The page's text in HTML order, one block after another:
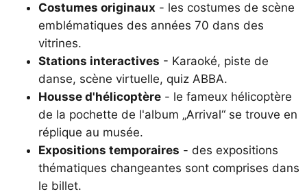
Costumes originaux - les costumes de scène
emblématiques des années 70 dans des
vitrines.
Stations interactives - Karaoké, piste de
danse, scène virtuelle, quiz ABBA.
Housse d'hélicoptère - le fameux hélicoptère
de la pochette de l'album „Arrival“ se trouve en
réplique au musée.
Expositions temporaires - des expositions
thématiques changeantes sont comprises dans
le billet.